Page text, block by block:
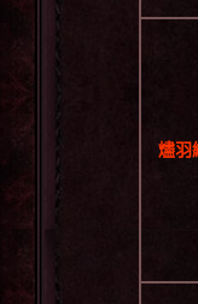
燼羽